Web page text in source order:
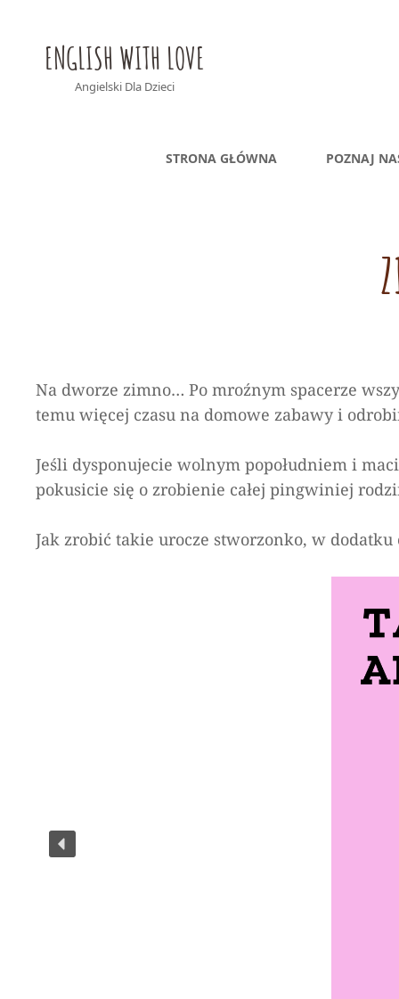
ENGLISH WITH LOVE
Angielski Dla Dzieci
STRONA GŁÓWNA POZNAJ
Na dworze zimno… Po mroźnym spacerze
temu więcej czasu na domowe zabawy i
Jeśli dysponujecie wolnym popołudniem i
pokusicie się o zrobienie całej pingwiniej
Jak zrobić takie urocze stworzonko, w